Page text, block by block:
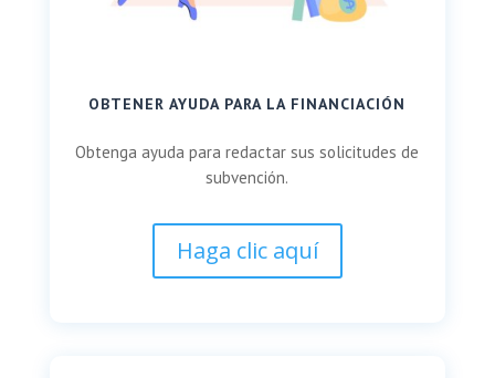
OBTENER AYUDA PARA LA FINANCIACIÓN
Obtenga ayuda para redactar sus solicitudes de
subvención.
Haga clic aquí